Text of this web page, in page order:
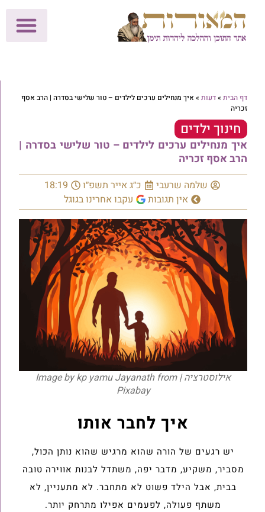
דף הבית »דעות » איך מנחילים ערכים לילדים – טור שלישי בסדרה | הרב אסף
זכריה
חינוך ילדים
איך מנחילים ערכים לילדים – טור שלישי בסדרה |
הרב אסף זכריה
שלמה שרעבי כ״ג אייר תשפ״ו
18:19
אין תגובות
עקבו אחרינו בגוגל
אילוסטרציה | Image by kp yamu Jayanath from
Pixabay
איך לחבר אותו
יש רגעים של הורה שהוא מרגיש שהוא נותן הכול,
מסביר, משקיע, מדבר יפה, משתדל לבנות אווירה ‏טובה
בבית, אבל הילד פשוט לא מתחבר‎. לא מתעניין, לא
משתף פעולה, לפעמים אפילו מתרחק יותר‎.‎